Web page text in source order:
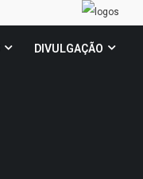
DIVULGAÇÃO